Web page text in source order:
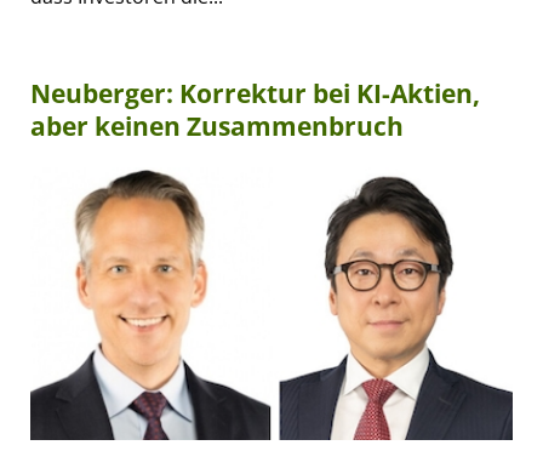
Neuberger: Korrektur bei KI-Aktien,
aber keinen Zusammenbruch